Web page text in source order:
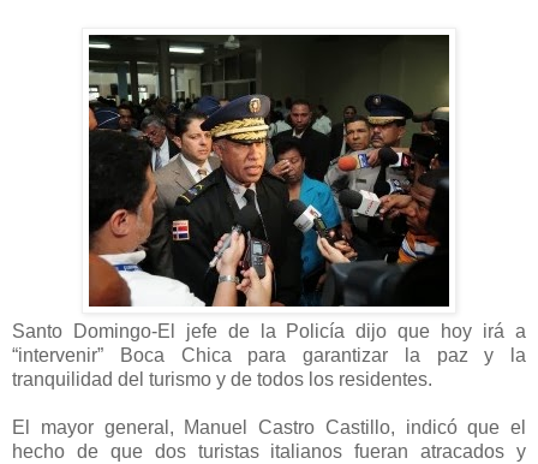
Santo Domingo-El jefe de la Policía dijo que hoy irá a
“intervenir” Boca Chica para garantizar la paz y la
tranquilidad del turismo y de todos los residentes.
El mayor general, Manuel Castro Castillo, indicó que el
hecho de que dos turistas italianos fueran atracados y